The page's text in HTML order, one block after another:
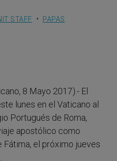
STAFF PAPAS
8 Mayo 2017).- El
lunes en el Vaticano al
Portugués de Roma,
apostólico como
Fátima, el próximo jueves